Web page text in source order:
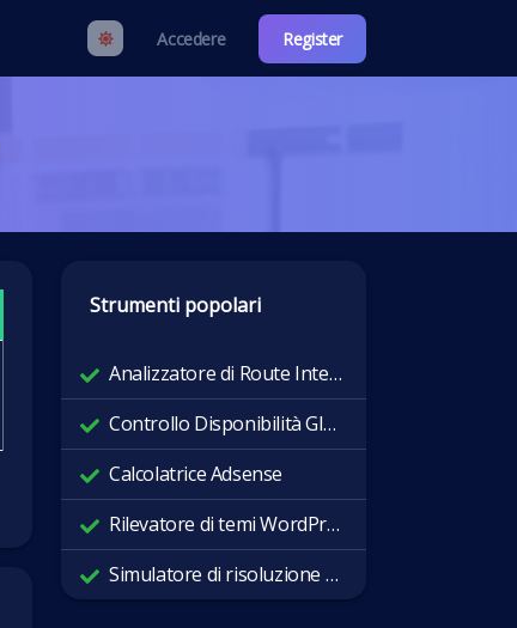
Accedere Register
Strumenti popolari
Analizzatore di Route Internet
Controllo Disponibilità Globale
Calcolatrice Adsense
Rilevatore di temi WordPress
Simulatore di risoluzione dello schermo